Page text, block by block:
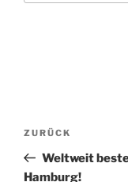
Vorheriger
Beitrag
ZURÜCK
Weltweit
Hamburg!